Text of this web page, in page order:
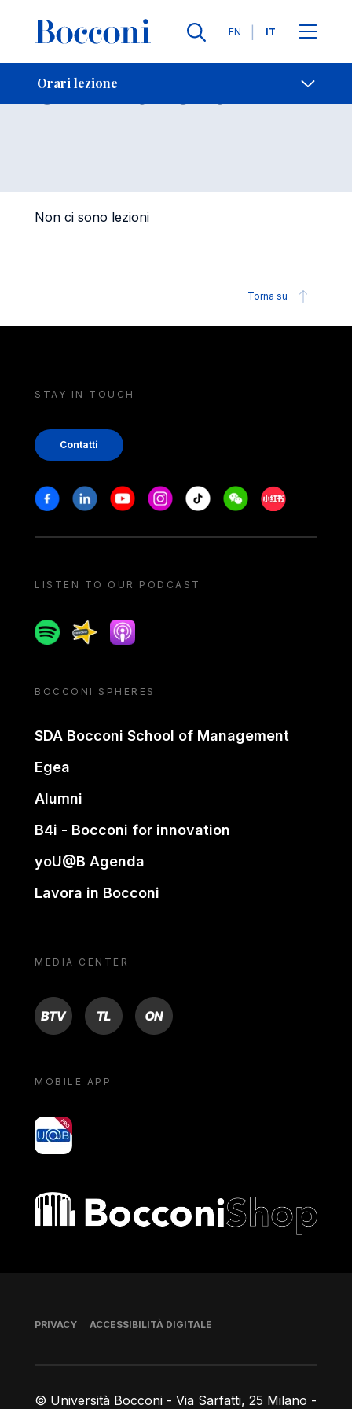
Lingue
EN IT
Orari lezione
-
Orari lezione Open
Non ci sono lezioni
Torna su
STAY IN TOUCH
Contatti
Stay in touch
FacebookLinkedinYoutubeInstagram
Tiktok WeechatXiaohongshu/
LISTEN TO OUR PODCAST
SpotifySpreakerApple podcast
BOCCONI SPHERES
SDA Bocconi School of Management
Egea
Alumni
B4i - Bocconi for innovation
yoU@B Agenda
Lavora in Bocconi
MEDIA CENTER
BTV TL ON
MOBILE APP
yoU@B
Bocconi shop
© Università Bocconi - Via Sarfatti, 25 Milano -
Piè di pagina
PRIVACY ACCESSIBILITÀ DIGITALE